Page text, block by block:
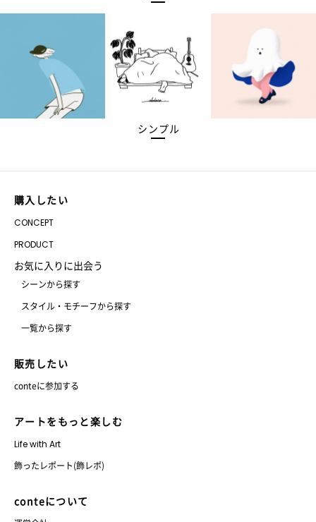
シンプル
購入したい
CONCEPT
PRODUCT
お気に入りに出会う
シーンから探す
スタイル・モチーフから探す
一覧から探す
販売したい
conteに参加する
アートをもっと楽しむ
Life with Art
飾ったレポート(飾レポ)
conteについて